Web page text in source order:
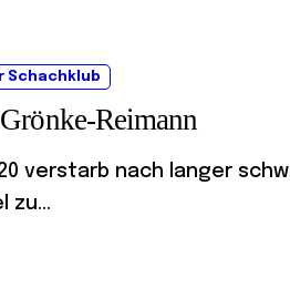
Schachklub
Reimann
verstarb nach langer
zu...